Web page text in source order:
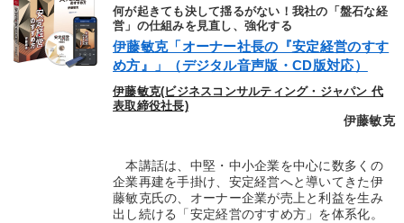
何が起きても決して揺るがない！我社の「盤石な経
営」の仕組みを見直し、強化する
伊藤敏克「オーナー社長の『安定経営のすす
め方』」（デジタル音声版・CD版対応）
伊藤敏克(ビジネスコンサルティング・ジャパン 代
表取締役社長)
伊藤敏克
本講話は、中堅・中小企業を中心に数多くの
企業再建を手掛け、安定経営へと導いてきた伊
藤敏克氏の、オーナー企業が売上と利益を生み
出し続ける「安定経営のすすめ方」を体系化。